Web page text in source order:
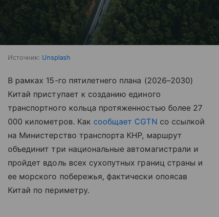
Источник: Unsplash
В рамках 15-го пятилетнего плана (2026–2030)
Китай приступает к созданию единого
транспортного кольца протяженностью более 27
000 километров. Как сообщает CGTN со ссылкой
на Министерство транспорта КНР, маршрут
объединит три национальные автомагистрали и
пройдет вдоль всех сухопутных границ страны и
ее морского побережья, фактически опоясав
Китай по периметру.